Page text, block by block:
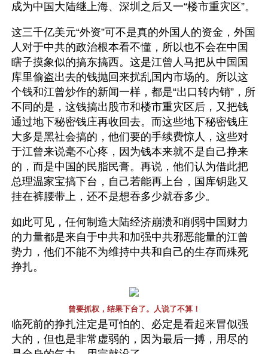
成为中国大陆继上海、深圳之后又一“楼市重灾区”。
这三千亿美元“外资”可不是真的外国人的资金，外国
人对于中共的政治根本看不懂，所以也不会在中国
瞎子摸象似的搞东搞西。这是江曾人马把从中国国
库里偷盗出去的钱抛回来扰乱国内市场的。所以这
个钱和江曾炒作的新闻一样，都是“出口转内销”，所
不同的是，这钱搞出股市和楼市重灾区后，又把钱
通过地下秘密钱庄再收回去。而这些地下秘密钱庄
大多是黑社会搞的，他们要的手续费惊人，这些对
于江曾来说毫不心疼，因为钱本来就不是自己挣来
的，而是中国的民脂民膏。再说，他们认为借此把
总理温家宝搞下台，自己若能再上台，国库钥匙又
挂在裤腰带上，还不是想吞多少就吞多少。
如此可见，任何制造大陆经济崩溃和削弱中国财力
的力量都是来自于中共和加强中共邪恶能量的江曾
势力，他们不能不为维持中共和自己的生存而殊死
挣扎。
曾要抓权，结果下台了。人说了不算！
临死前的挣扎注定是可怕的、必定是看起来冒似强
大的，但也是非常虚弱的，因为最后一搏，用尽的